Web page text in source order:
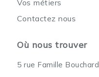
Vos métiers
Contactez nous
Où nous trouver
5 rue Famille Bouchard